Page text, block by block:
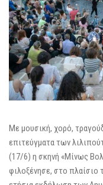
Με μουσική, χορό,
επιτεύγματα των
(17/6) η σκηνή «Μίνως
φιλοξένησε, στο πλαίσιο